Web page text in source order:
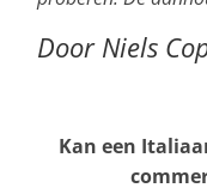
Door Niels
Kan een